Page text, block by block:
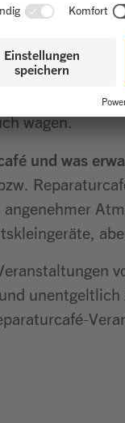
dann nur
lassen sich
repami.de
wagen.
und was